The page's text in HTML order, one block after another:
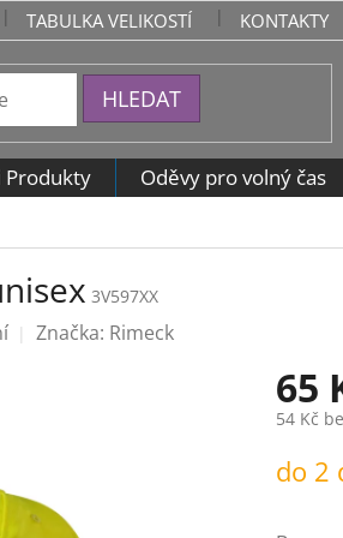
TABULKA VELIKOSTÍ KONTAKTY
HLEDAT
Produkty Oděvy pro volný čas
3V597XX
Značka: Rimeck
65
54 Kč
cena:
do 2